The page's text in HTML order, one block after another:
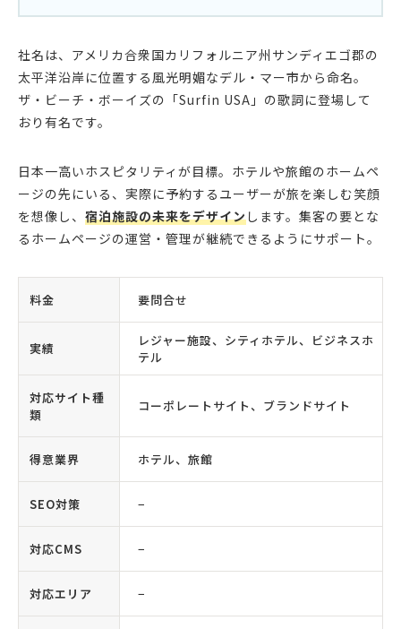
社名は、アメリカ合衆国カリフォルニア州サンディエゴ郡の
太平洋沿岸に位置する風光明媚なデル・マー市から命名。
ザ・ビーチ・ボーイズの「Surfin USA」の歌詞に登場して
おり有名です。
日本一高いホスピタリティが目標。ホテルや旅館のホームペ
ージの先にいる、実際に予約するユーザーが旅を楽しむ笑顔
を想像し、 宿泊施設の未来をデザインします。集客の要とな
るホームページの運営・管理が継続できるようにサポート。
料金 要問合せ
実績
レジャー施設、シティホテル、ビジネスホ
テル
対応サイト種
類
コーポレートサイト、ブランドサイト
得意業界 ホテル、旅館
SEO対策 −
対応CMS −
対応エリア −